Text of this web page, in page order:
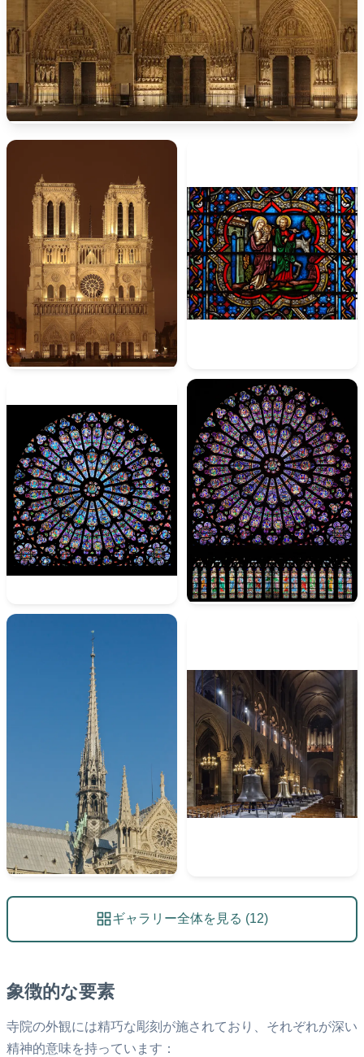
ギャラリー全体を見る (12)
象徴的な要素
寺院の外観には精巧な彫刻が施されており、それぞれが深い
精神的意味を持っています：